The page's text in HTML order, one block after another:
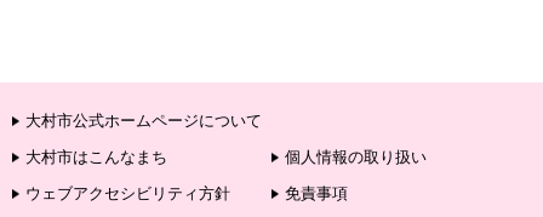
大村市公式ホームページについて
大村市はこんなまち
個人情報の取り扱い
ウェブアクセシビリティ方針
免責事項